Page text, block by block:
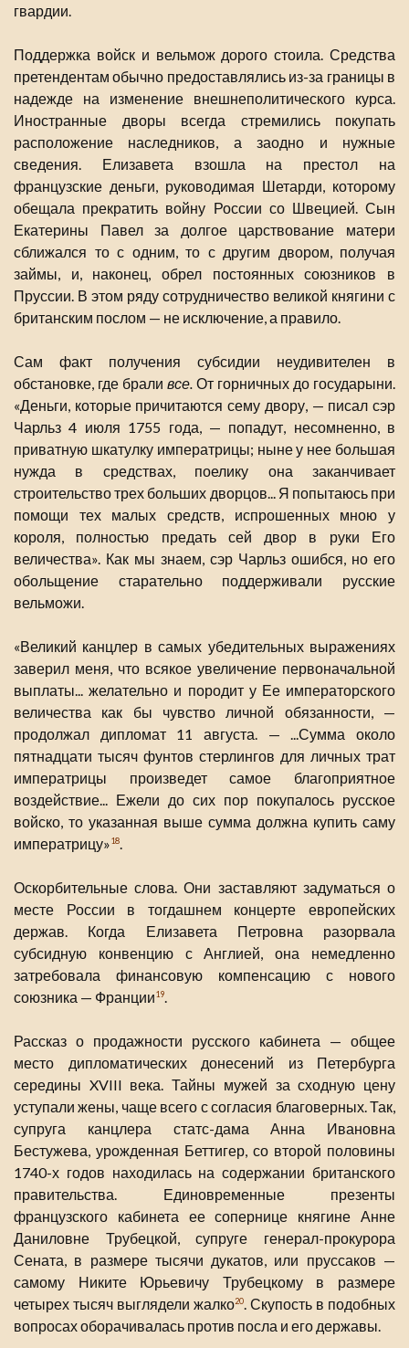
гвардии.
Поддержка войск и вельмож дорого стоила. Средства
претендентам обычно предоставлялись из-за границы в
надежде на изменение внешнеполитического курса.
Иностранные дворы всегда стремились покупать
расположение наследников, а заодно и нужные
сведения. Елизавета взошла на престол на
французские деньги, руководимая Шетарди, которому
обещала прекратить войну России со Швецией. Сын
Екатерины Павел за долгое царствование матери
сближался то с одним, то с другим двором, получая
займы, и, наконец, обрел постоянных союзников в
Пруссии. В этом ряду сотрудничество великой княгини с
британским послом — не исключение, а правило.
Сам факт получения субсидии неудивителен в
обстановке, где брали все. От горничных до государыни.
«Деньги, которые причитаются сему двору, — писал сэр
Чарльз 4 июля 1755 года, — попадут, несомненно, в
приватную шкатулку императрицы; ныне у нее большая
нужда в средствах, поелику она заканчивает
строительство трех больших дворцов... Я попытаюсь при
помощи тех малых средств, испрошенных мною у
короля, полностью предать сей двор в руки Его
величества». Как мы знаем, сэр Чарльз ошибся, но его
обольщение старательно поддерживали русские
вельможи.
«Великий канцлер в самых убедительных выражениях
заверил меня, что всякое увеличение первоначальной
выплаты... желательно и породит у Ее императорского
величества как бы чувство личной обязанности, —
продолжал дипломат 11 августа. — ...Сумма около
пятнадцати тысяч фунтов стерлингов для личных трат
императрицы произведет самое благоприятное
воздействие... Ежели до сих пор покупалось русское
войско, то указанная выше сумма должна купить саму
императрицу»18.
Оскорбительные слова. Они заставляют задуматься о
месте России в тогдашнем концерте европейских
держав. Когда Елизавета Петровна разорвала
субсидную конвенцию с Англией, она немедленно
затребовала финансовую компенсацию с нового
союзника — Франции19.
Рассказ о продажности русского кабинета — общее
место дипломатических донесений из Петербурга
середины XVIII века. Тайны мужей за сходную цену
уступали жены, чаще всего с согласия благоверных. Так,
супруга канцлера статс-дама Анна Ивановна
Бестужева, урожденная Беттигер, со второй половины
1740-х годов находилась на содержании британского
правительства. Единовременные презенты
французского кабинета ее сопернице княгине Анне
Даниловне Трубецкой, супруге генерал-прокурора
Сената, в размере тысячи дукатов, или пруссаков —
самому Никите Юрьевичу Трубецкому в размере
четырех тысяч выглядели жалко20. Скупость в подобных
вопросах оборачивалась против посла и его державы.